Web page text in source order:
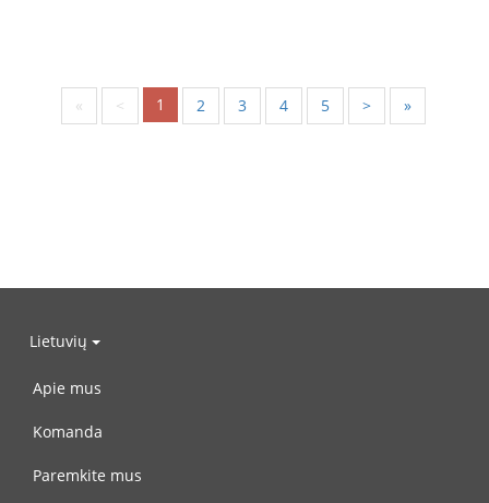
« < 1 2 3 4 5 > »
Lietuvių
Apie mus
Komanda
Paremkite mus